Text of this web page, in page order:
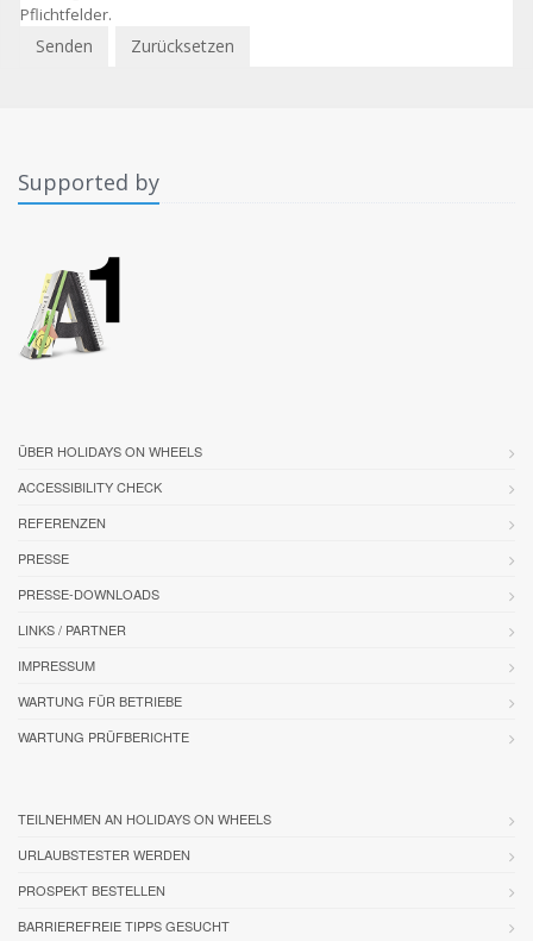
Pflichtfelder.
Supported by
ÜBER HOLIDAYS ON WHEELS
ACCESSIBILITY CHECK
REFERENZEN
PRESSE
PRESSE-DOWNLOADS
LINKS / PARTNER
IMPRESSUM
WARTUNG FÜR BETRIEBE
WARTUNG PRÜFBERICHTE
TEILNEHMEN AN HOLIDAYS ON WHEELS
URLAUBSTESTER WERDEN
PROSPEKT BESTELLEN
BARRIEREFREIE TIPPS GESUCHT